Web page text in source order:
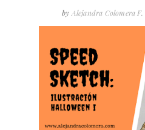
by Alejandra Colomera F.